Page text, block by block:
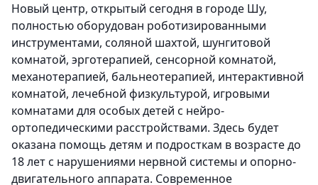
Новый центр, открытый сегодня в городе Шу,
полностью оборудован роботизированными
инструментами, соляной шахтой, шунгитовой
комнатой, эрготерапией, сенсорной комнатой,
механотерапией, бальнеотерапией, интерактивной
комнатой, лечебной физкультурой, игровыми
комнатами для особых детей с нейро-
ортопедическими расстройствами. Здесь будет
оказана помощь детям и подросткам в возрасте до
18 лет с нарушениями нервной системы и опорно-
двигательного аппарата. Современное